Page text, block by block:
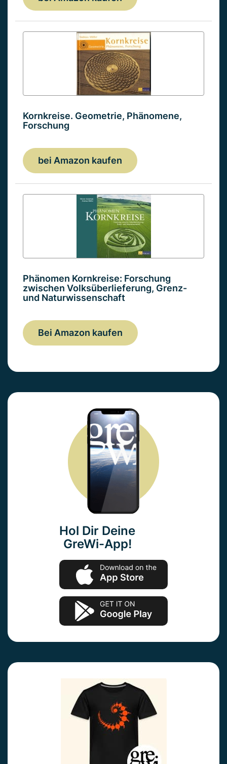
Kornkreise. Geometrie, Phänomene,
Forschung
bei Amazon kaufen
Phänomen Kornkreise: Forschung
zwischen Volksüberlieferung, Grenz-
und Naturwissenschaft
Bei Amazon kaufen
Hol Dir Deine
GreWi-App!